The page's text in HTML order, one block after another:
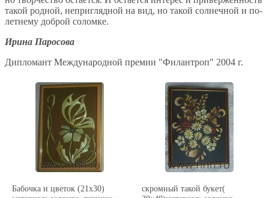
такой родной, неприглядной на вид, но такой солнечной и по-
летнему доброй соломке.
Ирина Паросова
Дипломант Международной премии "Филантроп" 2004 г.
Бабочка и цветок (21х30)
скромный такой букет(